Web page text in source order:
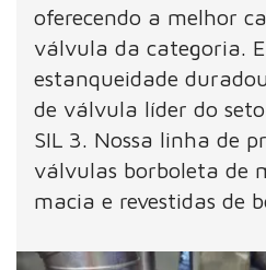
oferecendo a melhor
válvula da categoria.
estanqueidade
de válvula líder do
SIL 3. Nossa linha de
válvulas borboleta de
macia e revestidas de